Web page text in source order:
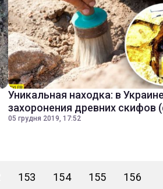
Уникальная находка: в
захоронения древних скифов
05 грудня 2019, 17:52
153 154 155 156